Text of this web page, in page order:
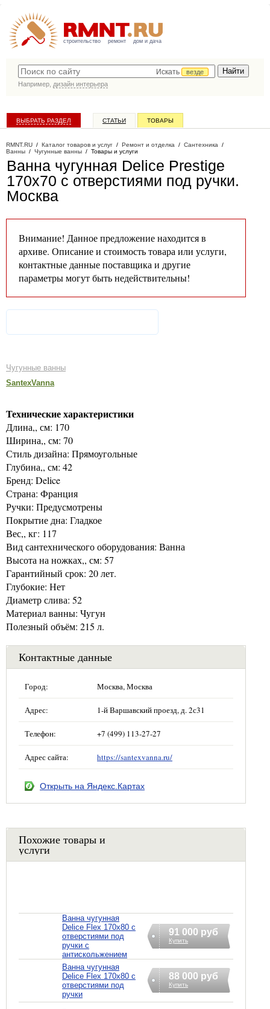
строительство ремонт дом и дача
Искать
везде
Например, дизайн интерьера
ВЫБРАТЬ РАЗДЕЛ СТАТЬИ ТОВАРЫ
RMNT.RU / Каталог товаров и услуг / Ремонт и отделка / Сантехника /
Ванны / Чугунные ванны / Товары и услуги
Ванна чугунная Delice Prestige
170x70 с отверстиями под ручки.
Москва
Внимание! Данное предложение находится в
архиве. Описание и стоимость товара или услуги,
контактные данные поставщика и другие
параметры могут быть недействительны!
Чугунные ванны
SantexVanna
Технические характеристики
Длина,, см: 170
Ширина,, см: 70
Стиль дизайна: Прямоугольные
Глубина,, см: 42
Бренд: Delice
Страна: Франция
Ручки: Предусмотрены
Покрытие дна: Гладкое
Вес,, кг: 117
Вид сантехнического оборудования: Ванна
Высота на ножках,, см: 57
Гарантийный срок: 20 лет.
Глубокие: Нет
Диаметр слива: 52
Материал ванны: Чугун
Полезный объём: 215 л.
Контактные данные
Город: Москва, Москва
Адрес: 1-й Варшавский проезд, д. 2с31
Телефон: +7 (499) 113-27-27
Адрес сайта: https://santexvanna.ru/
Открыть на Яндекс.Картах
Похожие товары и
услуги
Ванна чугунная
Delice Flex 170x80 с
отверстиями под
ручки с
антискольжением
91 000 руб
Купить
Ванна чугунная
Delice Flex 170x80 с
отверстиями под
ручки
88 000 руб
Купить